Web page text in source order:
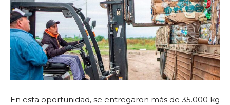
En esta oportunidad, se entregaron más de 35.000 kg